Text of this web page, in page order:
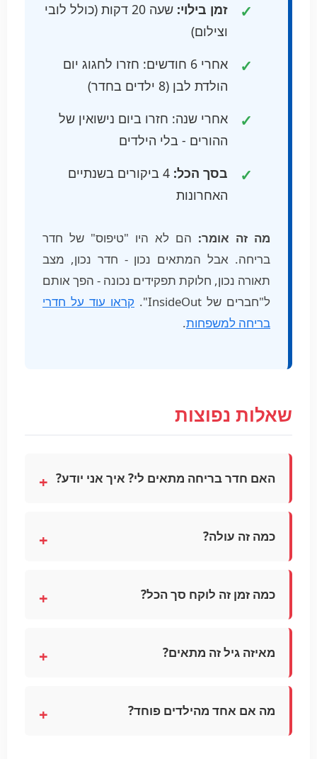
זמן בילוי:
שעה 20 דקות (כולל לובי
וצילום)
אחרי 6 חודשים: חזרו לחגוג יום
הולדת לבן (8 ילדים בחדר)
אחרי שנה: חזרו ביום נישואין של
ההורים - בלי הילדים
בסך הכל:
4 ביקורים בשנתיים
האחרונות
מה זה אומר: הם לא היו "טיפוס" של חדר
בריחה. אבל המתאים נכון - חדר נכון, מצב
תאורה נכון, חלוקת תפקידים נכונה - הפך אותם
ל"חברים של InsideOut".
קראו עוד על חדרי
בריחה למשפחות.
שאלות נפוצות
האם חדר בריחה מתאים לי? איך אני יודע?
כמה זה עולה?
כמה זמן זה לוקח סך הכל?
מאיזה גיל זה מתאים?
מה אם אחד מהילדים פוחד?